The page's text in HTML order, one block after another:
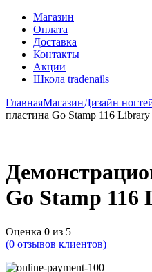
Магазин
Оплата
Доставка
Контакты
Акции
Школа tradenails
ГлавнаяМагазинДизайн
пластина Go Stamp 116 Library
Go Stamp
Оценка 0 из 5
(0 отзывов клиентов)